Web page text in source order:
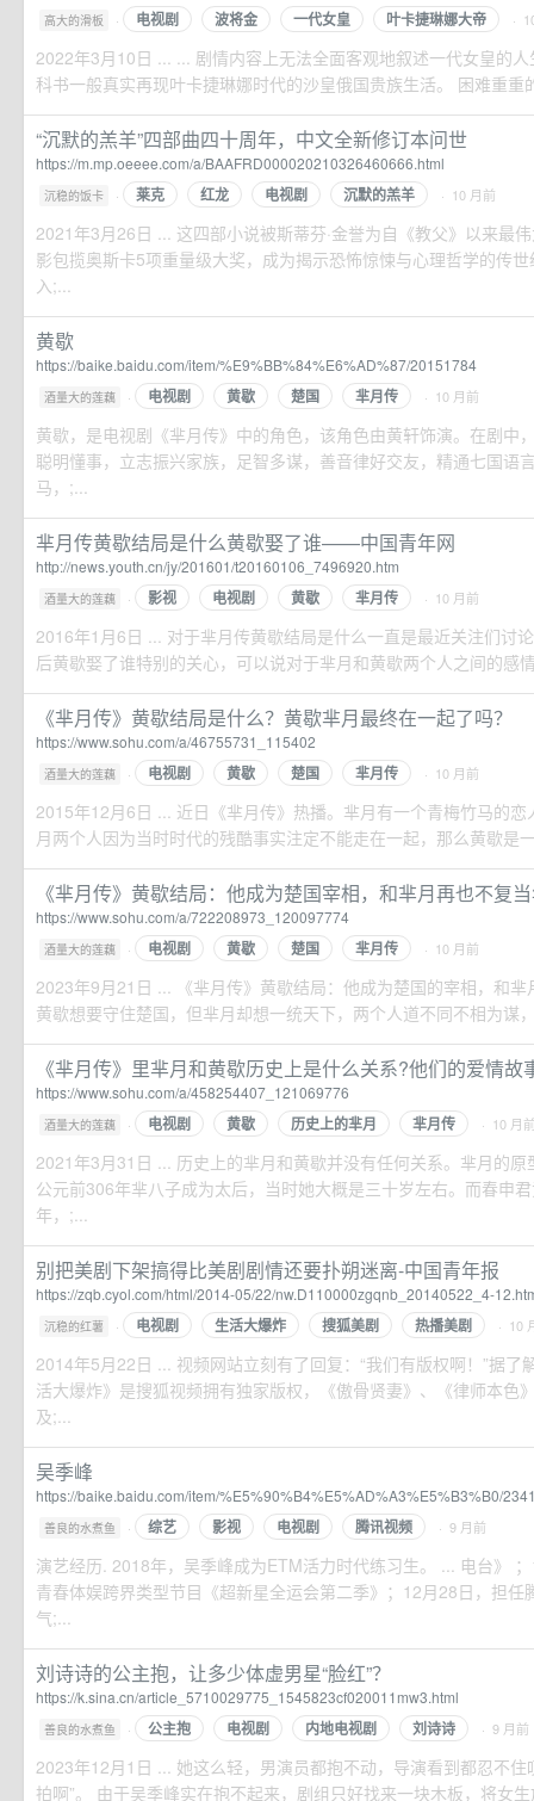
高大的滑板 · 电视剧 波将金 一代女皇 叶卡捷琳娜大帝 ·
2022年3月10日 ... ... 剧情内容上无法全面客观地叙述一代女皇的
科书一般真实再现叶卡捷琳娜时代的沙皇俄国贵族生活。 困难重重
“沉默的羔羊”四部曲四十周年，中文全新修订本问世
https://m.mp.oeeee.com/a/BAAFRD000020210326460666.html
沉稳的饭卡 · 莱克 红龙 电视剧 沉默的羔羊 · 10 月前
2021年3月26日 ... 这四部小说被斯蒂芬·金誉为自《教父》以来最
影包揽奥斯卡5项重量级大奖，成为揭示恐怖惊悚与心理哲学的传
入;...
黄歇
https://baike.baidu.com/item/%E9%BB%84%E6%AD%87/20151784
酒量大的莲藕 · 电视剧 黄歇 楚国 芈月传 · 10 月前
黄歇，是电视剧《芈月传》中的角色，该角色由黄轩饰演。在剧中
聪明懂事，立志振兴家族，足智多谋，善音律好交友，精通七国语
马，;...
芈月传黄歇结局是什么黄歇娶了谁——中国青年网
http://news.youth.cn/jy/201601/t20160106_7496920.htm
酒量大的莲藕 · 影视 电视剧 黄歇 芈月传 · 10 月前
2016年1月6日 ... 对于芈月传黄歇结局是什么一直是最近关注们讨
后黄歇娶了谁特别的关心，可以说对于芈月和黄歇两个人之间的感
《芈月传》黄歇结局是什么？黄歇芈月最终在一起了吗？
https://www.sohu.com/a/46755731_115402
酒量大的莲藕 · 电视剧 黄歇 楚国 芈月传 · 10 月前
2015年12月6日 ... 近日《芈月传》热播。芈月有一个青梅竹马的
月两个人因为当时时代的残酷事实注定不能走在一起，那么黄歇是
《芈月传》黄歇结局：他成为楚国宰相，和芈月再也不复
https://www.sohu.com/a/722208973_120097774
酒量大的莲藕 · 电视剧 黄歇 楚国 芈月传 · 10 月前
2023年9月21日 ... 《芈月传》黄歇结局：他成为楚国的宰相，和
黄歇想要守住楚国，但芈月却想一统天下，两个人道不同不相为谋
《芈月传》里芈月和黄歇历史上是什么关系?他们的爱情故
https://www.sohu.com/a/458254407_121069776
酒量大的莲藕 · 电视剧 黄歇 历史上的芈月 芈月传 · 10 月
2021年3月31日 ... 历史上的芈月和黄歇并没有任何关系。芈月的
公元前306年芈八子成为太后，当时她大概是三十岁左右。而春申
年，;...
别把美剧下架搞得比美剧剧情还要扑朔迷离-中国青年报
https://zqb.cyol.com/html/2014-05/22/nw.D110000zgqnb_20140522_4-
沉稳的红薯 · 电视剧 生活大爆炸 搜狐美剧 热播美剧 · 10
2014年5月22日 ... 视频网站立刻有了回复：“我们有版权啊！”据了
活大爆炸》是搜狐视频拥有独家版权，《傲骨贤妻》、《律师本色
及;...
吴季峰
https://baike.baidu.com/item/%E5%90%B4%E5%AD%A3%E5%B3%B0/
善良的水煮鱼 · 综艺 影视 电视剧 腾讯视频 · 9 月前
演艺经历. 2018年，吴季峰成为ETM活力时代练习生。 ... 电台》
青春体娱跨界类型节目《超新星全运会第二季》；12月28日，担任
气;...
刘诗诗的公主抱，让多少体虚男星“脸红”？
https://k.sina.cn/article_5710029775_1545823cf020011mw3.html
善良的水煮鱼 · 公主抱 电视剧 内地电视剧 刘诗诗 · 9 月前
2023年12月1日 ... 她这么轻，男演员都抱不动，导演看到都忍不住
拍啊”。 由于吴季峰实在抱不起来，剧组只好找来一块木板，将女